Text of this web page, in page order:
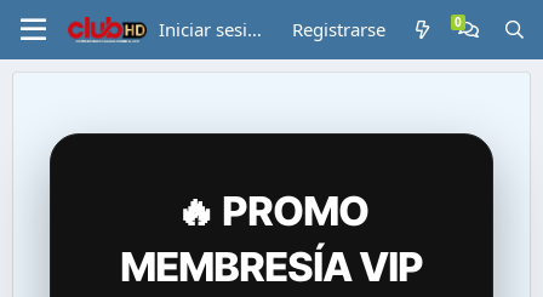
Iniciar sesión Registrarse
🔥 PROMO
MEMBRESÍA VIP